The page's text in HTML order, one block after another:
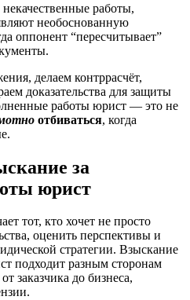
работы,
необоснованную
оппонент “пересчитывает”
делаем контррасчёт,
доказательства для защиты
работы юрист — это не
отбиваться, когда
за
юрист
тот, кто хочет не просто
оценить перспективы и
стратегии. Взыскание
подходит разным сторонам
заказчика до бизнеса,